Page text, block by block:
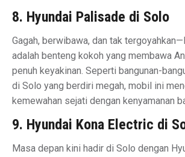
8. Hyundai Palisade di Solo
Gagah, berwibawa, dan tak
adalah benteng kokoh yang membawa
penuh keyakinan. Seperti bangunan-
di Solo yang berdiri megah, mobil ini
kemewahan sejati dengan kenyamanan
9. Hyundai Kona Electric di
Masa depan kini hadir di Solo dengan